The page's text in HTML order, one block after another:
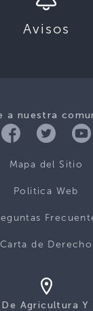
Avisos
a nuestra
Mapa del Sitio
Politica Web
Carta de Derecho
Agricultura Y